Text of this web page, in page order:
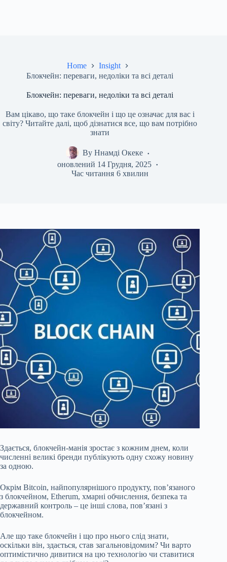
Home
Insight
Блокчейн: переваги, недоліки та всі деталі
Блокчейн: переваги, недоліки та всі деталі
Вам цікаво, що таке блокчейн і що це означає для вас і
світу? Читайте далі, щоб дізнатися все, що вам потрібно
знати
By Ннамді Океке
оновлений 14 Грудня, 2025
Час читання 6 хвилин
Здається, блокчейн-манія зростає з кожним днем, коли
численні великі бренди публікують одну схожу новину
за одною.
Окрім Bitcoin, найпопулярнішого продукту, пов’язаного
з блокчейном, Etherum, хмарні обчислення, безпека та
державний контроль – це інші слова, пов’язані з
блокчейном.
Але що таке блокчейн і що про нього слід знати,
оскільки він, здається, став загальновідомим? Чи варто
оптимістично дивитися на цю технологію чи ставитися